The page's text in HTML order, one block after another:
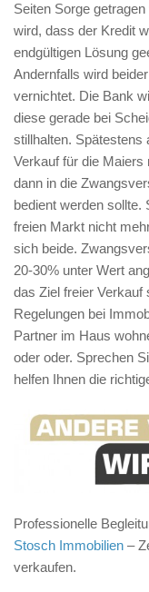
Seiten Sorge
wird, dass der Kredit
endgültigen Lösung
Andernfalls wird
vernichtet. Die Bank
diese gerade bei
stillhalten. Spätestens
Verkauf für die Maiers
dann in die
bedient werden sollte.
freien Markt nicht
sich beide.
20-30% unter Wert
das Ziel freier
Regelungen bei
Partner im Haus
oder oder. Sprechen
helfen Ihnen die
Professionelle
Stosch Immobilien –
verkaufen.